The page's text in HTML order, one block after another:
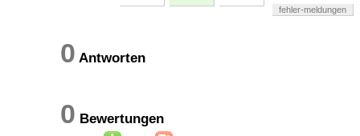
fehler-meldungen
0 Antworten
0 Bewertungen